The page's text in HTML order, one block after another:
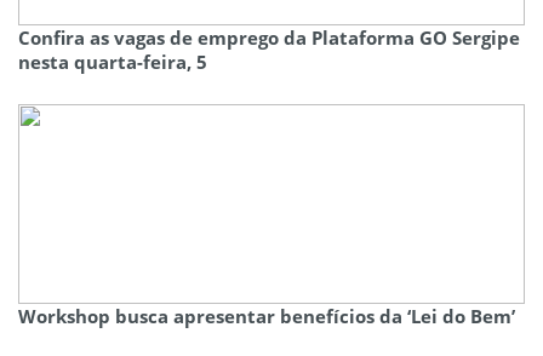
Confira as vagas de emprego da Plataforma GO Sergipe
nesta quarta-feira, 5
Workshop busca apresentar benefícios da ‘Lei do Bem’